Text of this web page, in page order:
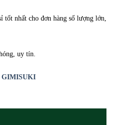
tốt nhất cho đơn hàng số lượng lớn,
uy tín.
GIMISUKI